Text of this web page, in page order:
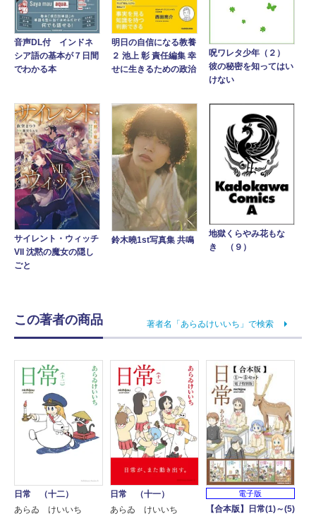
音声DL付 インドネ
シア語の基本が７日間
でわかる本
明日の自信になる教養
２ 池上 彰 責任編集 幸
せに生きるための政治
呪ワレタ少年（２）
彼の秘密を知ってはい
けない
サイレント・ウィッチ
VII 沈黙の魔女の隠し
ごと
鈴木曉1st写真集 共鳴
地獄くらやみ花もな
き （９）
この著者の商品 著者名「あらゐけいいち」で検索
日常 （十二）
あらゐ けいいち
日常 （十一）
あらゐ けいいち
電子版
【合本版】日常(1)～(5)